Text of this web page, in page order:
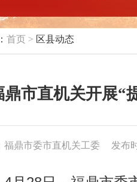
首页 > 区县动态
鼎市直机关开展“
福鼎市委市直机关工委 发布